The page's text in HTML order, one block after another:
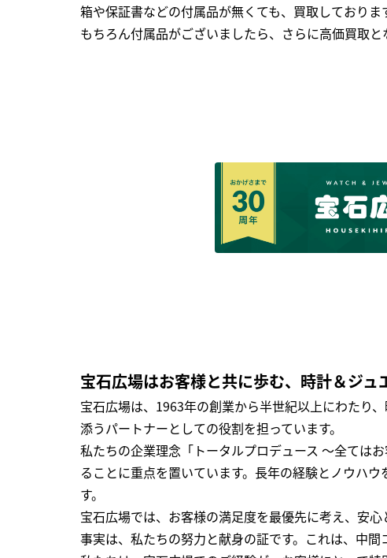
箱や保証書などの付属品が無くても、買取しておりま
もちろん付属品がございましたら、さらに高価買取
宝石広場はお客様と共に歩む、時計＆ジュ
宝石広場は、1963年の創業から半世紀以上にわたり
添うパートナーとしての役割を担っています。
私たちの企業理念「トータルプロデュース ～全ては
ることに重点を置いています。長年の経験とノウハ
す。
宝石広場では、お客様の満足度を最優先に考え、安
事実は、私たちの努力と献身の証です。これは、中